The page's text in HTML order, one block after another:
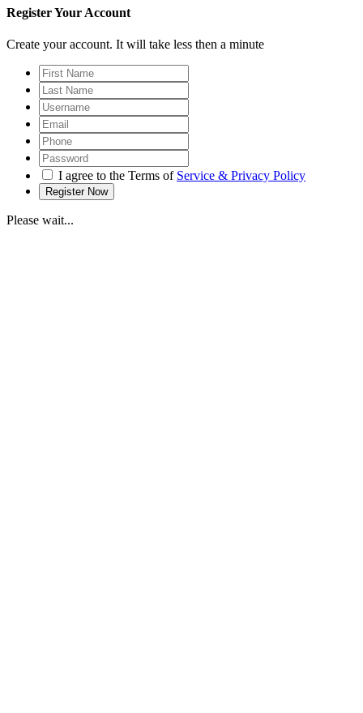
Register Your Account
Create your account. It will take less then a minute
I agree to the Terms of Service & Privacy Policy
Please wait...